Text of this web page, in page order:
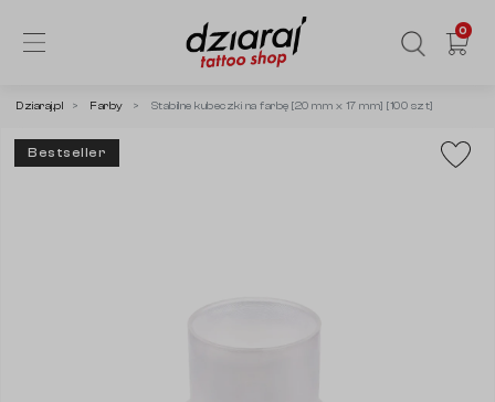
0
Dziaraj.pl Farby Stabilne kubeczki na farbę [20 mm x 17 mm] [100 szt]
Bestseller